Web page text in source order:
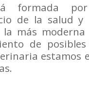
formada
de la salud
más
de posibles
estamos